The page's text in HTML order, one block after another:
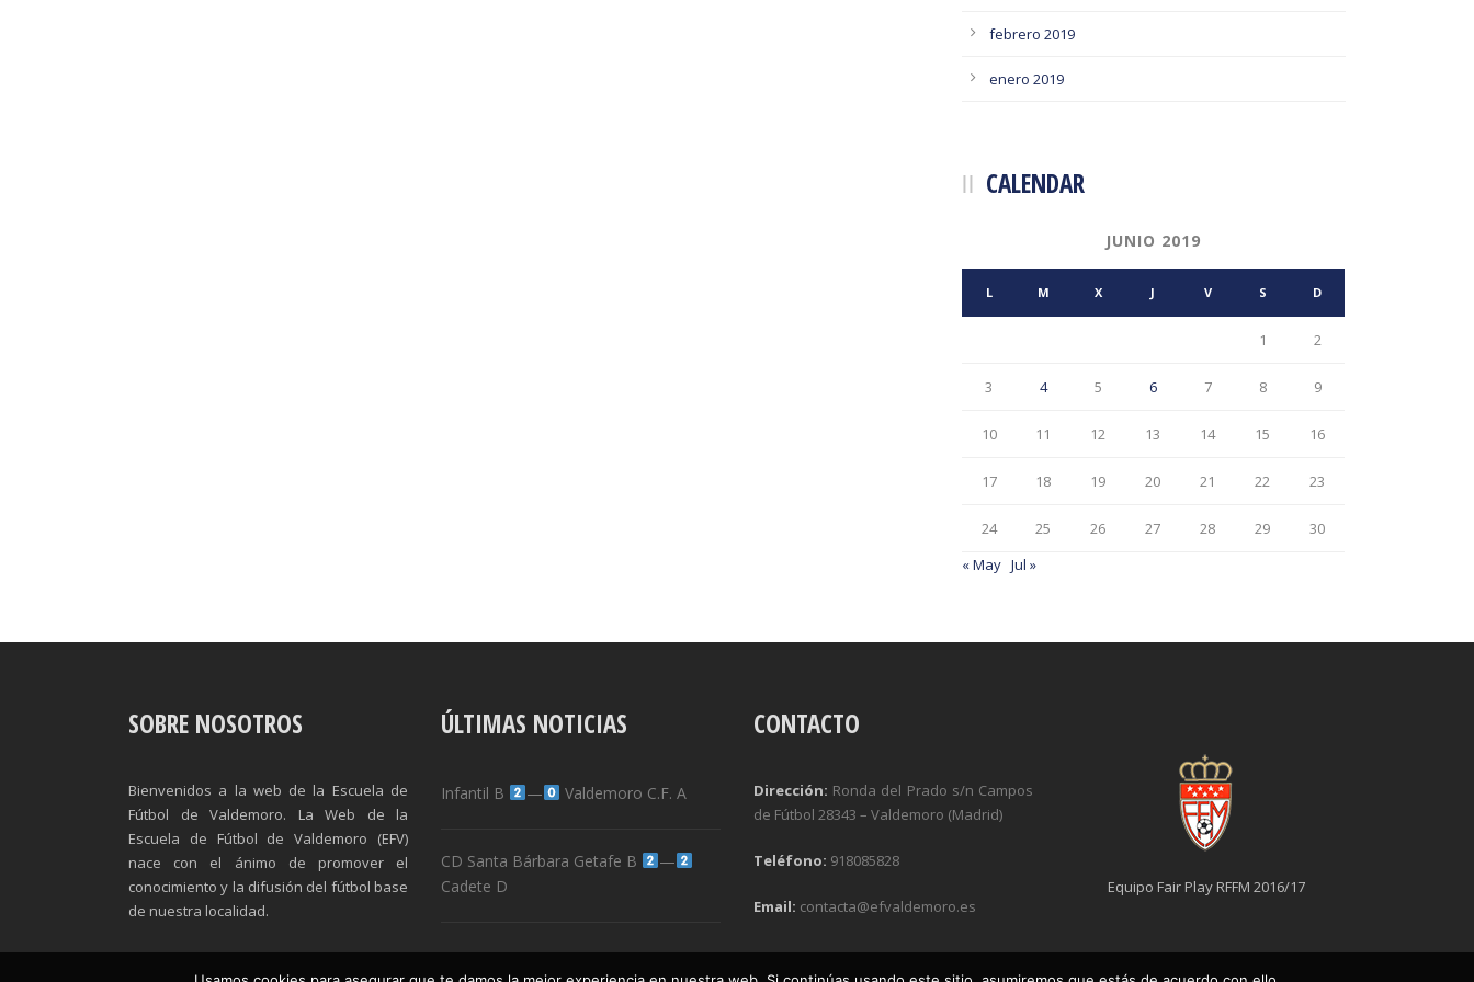
febrero 2019
enero 2019
CALENDAR
JUNIO 2019
L M X J V S D
1 2
3 4 5 6 7 8 9
10 11 12 13 14 15 16
17 18 19 20 21 22 23
24 25 26 27 28 29
30
« May Jul »
SOBRE NOSOTROS
Bienvenidos a la web de la Escuela de
Fútbol de Valdemoro. La Web de la
Escuela de Fútbol de Valdemoro (EFV)
nace con el ánimo de promover el
conocimiento y la difusión del fútbol base
de nuestra localidad.
ÚLTIMAS NOTICIAS
Infantil B — Valdemoro C.F. A
CD Santa Bárbara Getafe B
—
Cadete D
CONTACTO
Dirección: Ronda del Prado s/n Campos
de Fútbol 28343 – Valdemoro (Madrid)
Teléfono: 918085828
Email: contacta@efvaldemoro.es
Equipo Fair Play RFFM 2016/17